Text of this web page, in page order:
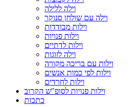
וילה ללילה
וילה עם שולחן סנוקר
וילות מבודדות
וילות פנויות
וילות לדתיים
וילה לזוגות
וילות עם בריכה מקורה
וילות לפי כמות אנשים
וילות לחרדים
וילות פנויות לסופ"ש הקרוב
כתבות